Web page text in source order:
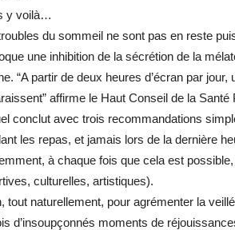
y voilà…
du sommeil ne sont pas en reste
une inhibition de la sécrétion de la
“A partir de deux heures d’écran par
affirme le Haut Conseil de la Santé
conclut avec trois recommandations
les repas, et jamais lors de la dernière
à chaque fois que cela est
culturelles, artistiques).
tout naturellement, pour agrémenter la
d’insoupçonnés moments de